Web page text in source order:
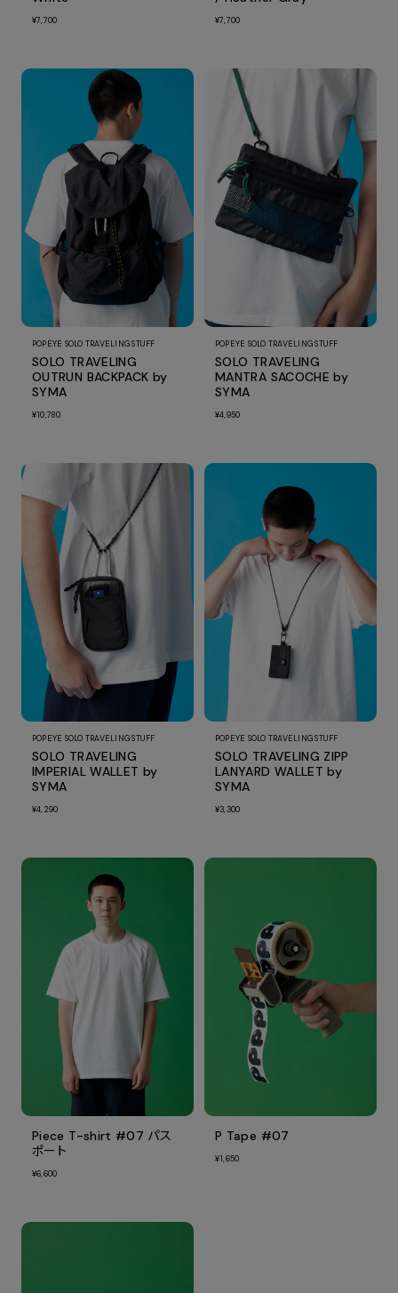
¥7,700 ¥7,700
POPEYE SOLO TRAVELING STUFF
SOLO TRAVELING
OUTRUN BACKPACK by
SYMA
¥10,780
POPEYE SOLO TRAVELING STUFF
SOLO TRAVELING
MANTRA SACOCHE by
SYMA
¥4,950
POPEYE SOLO TRAVELING STUFF
SOLO TRAVELING
IMPERIAL WALLET by
SYMA
¥4,290
POPEYE SOLO TRAVELING STUFF
SOLO TRAVELING ZIPP
LANYARD WALLET by
SYMA
¥3,300
Piece T-shirt #07 パス
ポート
¥6,600
P Tape #07
¥1,650